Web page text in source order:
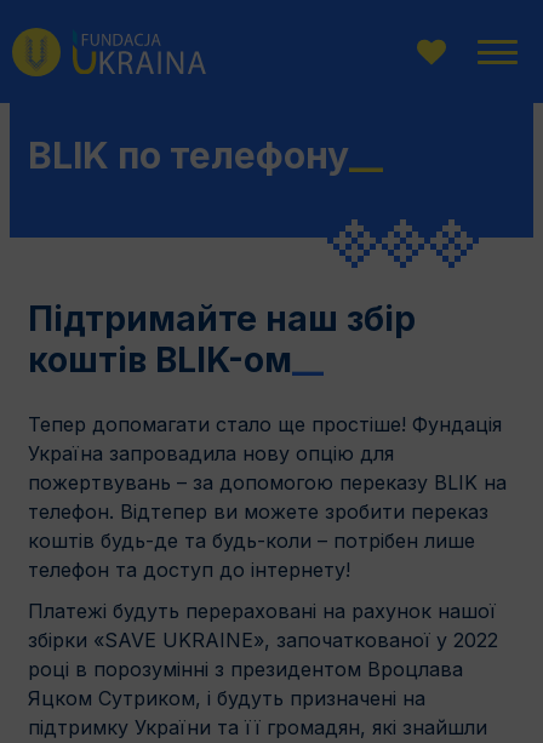
Перейти
до
Перейдіть
до
Перейти
до
BLIK по телефону
Підтримайте наш збір
коштів BLIK-ом
Тепер допомагати стало ще простіше! Фундація
Україна запровадила нову опцію для
пожертвувань – за допомогою переказу BLIK на
телефон. Відтепер ви можете зробити переказ
коштів будь-де та будь-коли – потрібен лише
телефон та доступ до інтернету!
Платежі будуть перераховані на рахунок нашої
збірки «SAVE UKRAINE», започаткованої у 2022
році в порозумінні з президентом Вроцлава
Яцком Сутриком, і будуть призначені на
підтримку України та її громадян, які знайшли